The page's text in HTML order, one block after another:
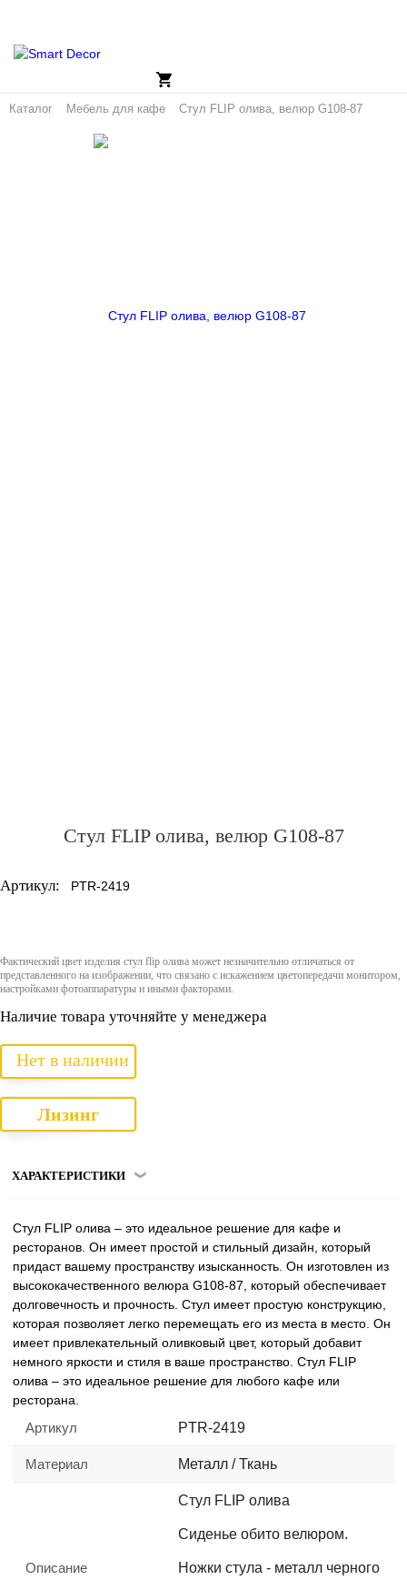
Каталог Мебель для кафе Стул FLIP олива, велюр G108-87
Стул FLIP олива, велюр G108-87
Артикул: PTR-2419
Фактический цвет изделия стул flip олива может незначительно отличаться от
представленного на изображении, что связано с искажением цветопередачи монитором,
настройками фотоаппаратуры и иными факторами.
Наличие товара уточняйте у менеджера
Нет в наличии
Лизинг
ХАРАКТЕРИСТИКИ
Стул FLIP олива – это идеальное решение для кафе и
ресторанов. Он имеет простой и стильный дизайн, который
придаст вашему пространству изысканность. Он изготовлен из
высококачественного велюра G108-87, который обеспечивает
долговечность и прочность. Стул имеет простую конструкцию,
которая позволяет легко перемещать его из места в место. Он
имеет привлекательный оливковый цвет, который добавит
немного яркости и стиля в ваше пространство. Стул FLIP
олива – это идеальное решение для любого кафе или
ресторана.
Артикул PTR-2419
Материал Металл / Ткань
Описание
Стул FLIP олива
Сиденье обито велюром.
Ножки стула - металл черного